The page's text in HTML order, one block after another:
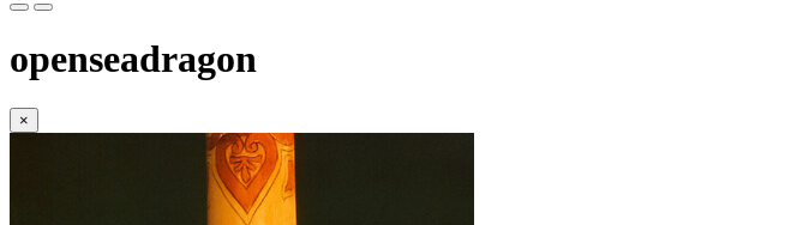
openseadragon
×